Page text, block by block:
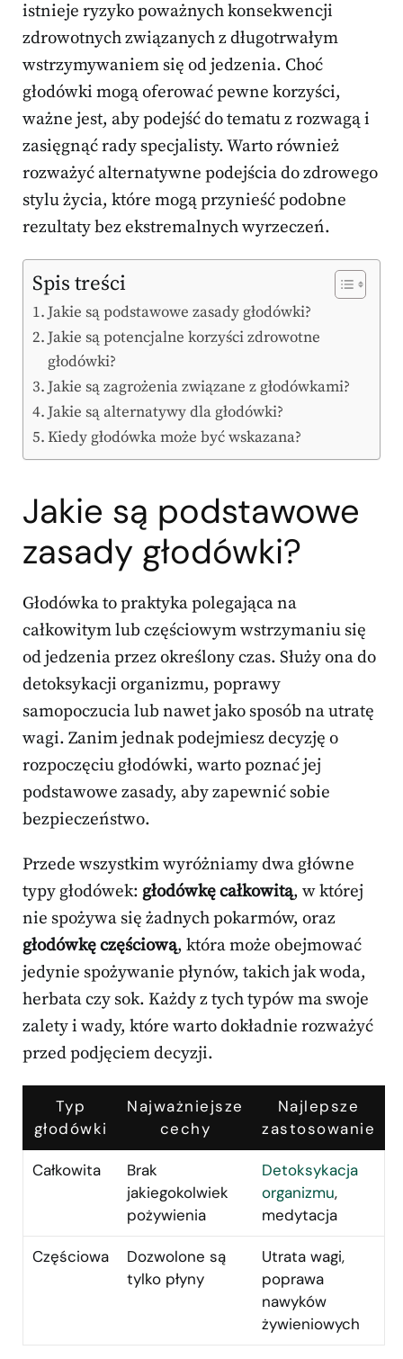
istnieje ryzyko poważnych konsekwencji
zdrowotnych związanych z długotrwałym
wstrzymywaniem się od jedzenia. Choć
głodówki mogą oferować pewne korzyści,
ważne jest, aby podejść do tematu z rozwagą i
zasięgnąć rady specjalisty. Warto również
rozważyć alternatywne podejścia do zdrowego
stylu życia, które mogą przynieść podobne
rezultaty bez ekstremalnych wyrzeczeń.
Spis treści
Jakie są podstawowe zasady głodówki?
Jakie są potencjalne korzyści zdrowotne
głodówki?
Jakie są zagrożenia związane z głodówkami?
Jakie są alternatywy dla głodówki?
Kiedy głodówka może być wskazana?
Jakie są podstawowe
zasady głodówki?
Głodówka to praktyka polegająca na
całkowitym lub częściowym wstrzymaniu się
od jedzenia przez określony czas. Służy ona do
detoksykacji organizmu, poprawy
samopoczucia lub nawet jako sposób na utratę
wagi. Zanim jednak podejmiesz decyzję o
rozpoczęciu głodówki, warto poznać jej
podstawowe zasady, aby zapewnić sobie
bezpieczeństwo.
Przede wszystkim wyróżniamy dwa główne
typy głodówek: głodówkę całkowitą, w której
nie spożywa się żadnych pokarmów, oraz
głodówkę częściową, która może obejmować
jedynie spożywanie płynów, takich jak woda,
herbata czy sok. Każdy z tych typów ma swoje
zalety i wady, które warto dokładnie rozważyć
przed podjęciem decyzji.
Typ
głodówki
Najważniejsze
cechy
Najlepsze
zastosowanie
Całkowita
Brak
jakiegokolwiek
pożywienia
Detoksykacja
organizmu,
medytacja
Częściowa
Dozwolone są
tylko płyny
Utrata wagi,
poprawa
nawyków
żywieniowych